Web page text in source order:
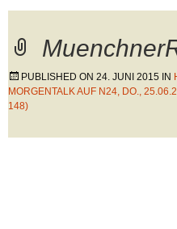
PUBLISHED ON 24. JUNI 2015 IN
MORGENTALK AUF N24, DO.,
148)